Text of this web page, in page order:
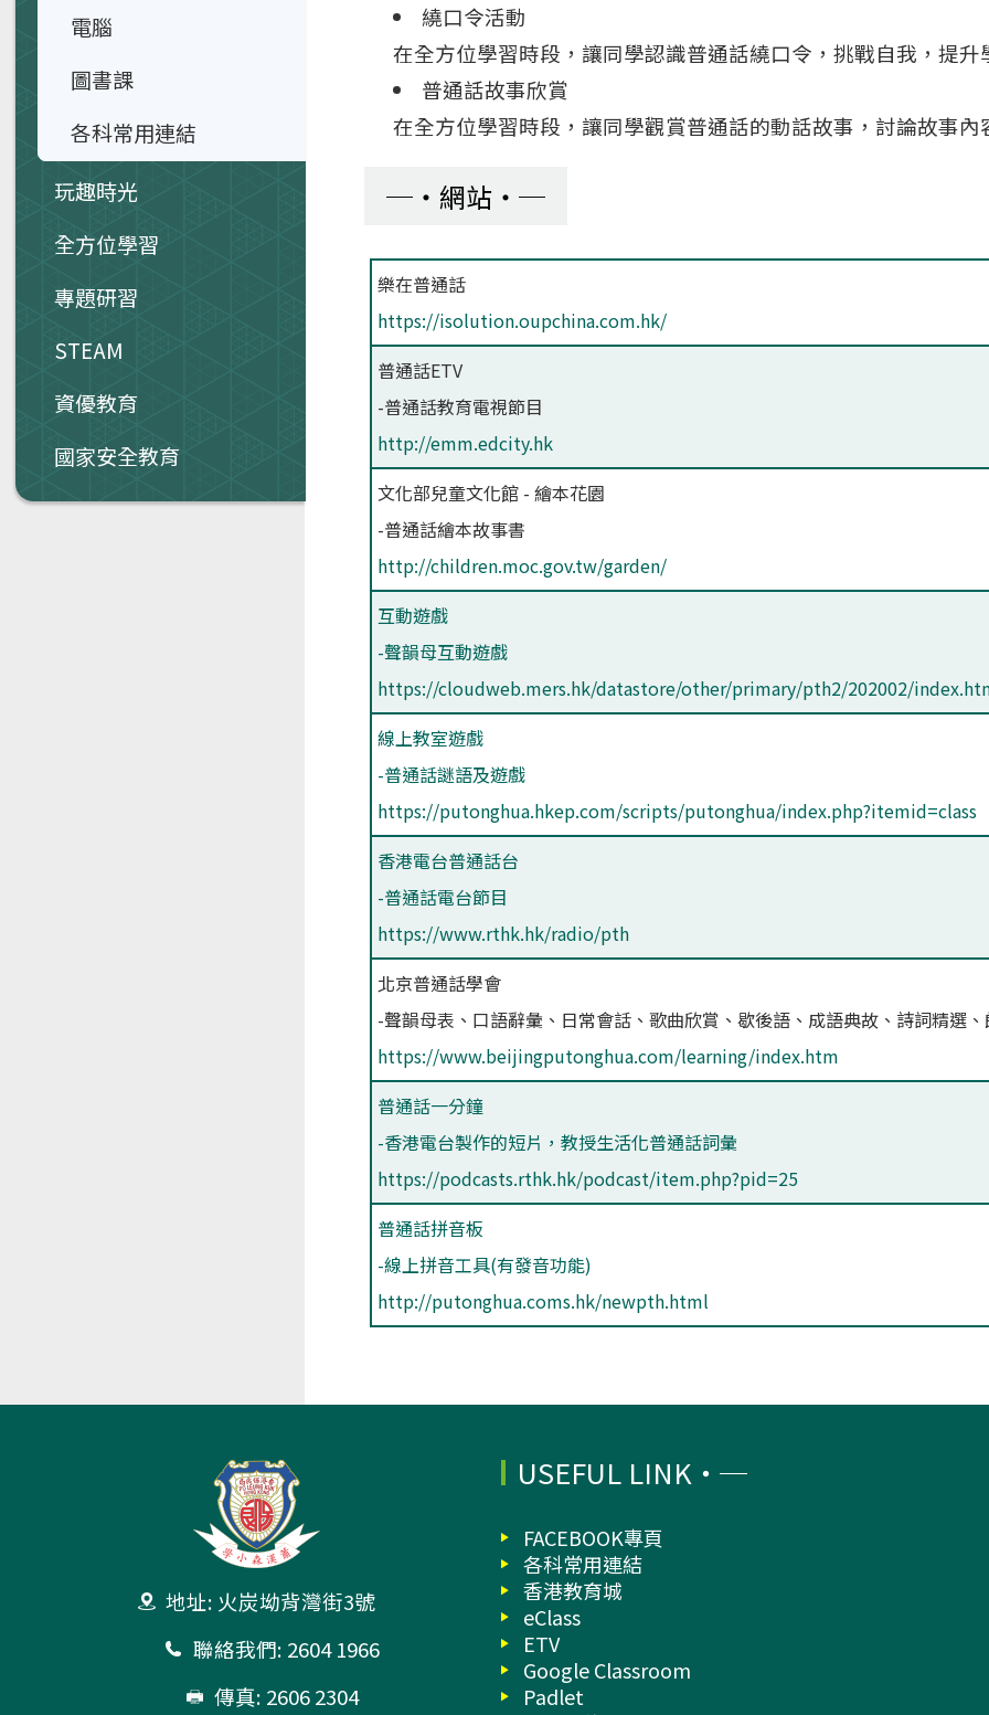
繞口令活動
在全方位學習時段，讓同學認識普通話繞口令，挑戰自我，提
普通話故事欣賞
在全方位學習時段，讓同學觀賞普通話的動話故事，討論故事
網站
樂在普通話
https://isolution.oupchina.com.hk/
普通話ETV
-普通話教育電視節目
http://emm.edcity.hk
文化部兒童文化館 - 繪本花園
-普通話繪本故事書
http://children.moc.gov.tw/garden/
互動遊戲
-聲韻母互動遊戲
https://cloudweb.mers.hk/datastore/other/primary/pth2/202002/
線上教室遊戲
-普通話謎語及遊戲
https://putonghua.hkep.com/scripts/putonghua/index.php?itemid=class
香港電台普通話台
-普通話電台節目
https://www.rthk.hk/radio/pth
北京普通話學會
-聲韻母表、口語辭彙、日常會話、歌曲欣賞、歇後語、成語典故、詩詞精選
https://www.beijingputonghua.com/learning/index.htm
普通話一分鐘
-香港電台製作的短片，教授生活化普通話詞彙
https://podcasts.rthk.hk/podcast/item.php?pid=25
普通話拼音板
-線上拼音工具(有發音功能)
http://putonghua.coms.hk/newpth.html
電腦
圖書課
各科常用連結
玩趣時光
全方位學習
專題研習
STEAM
資優教育
國家安全教育
地址: 火炭坳背灣街3號
聯絡我們: 2604 1966
傳真: 2606 2304
USEFUL LINK
FACEBOOK專頁
各科常用連結
香港教育城
eClass
ETV
Google Classroom
Padlet